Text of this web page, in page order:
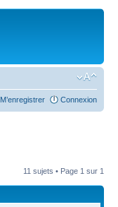
M’enregistrer Connexion
11 sujets • Page 1 sur 1